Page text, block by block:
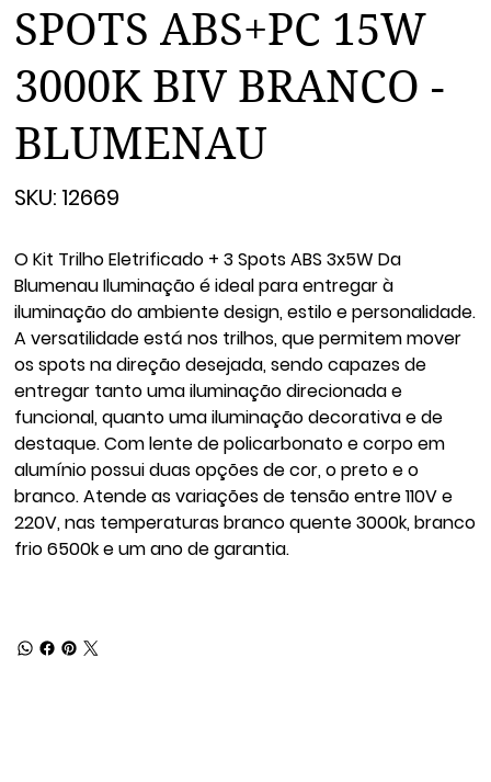
SPOTS ABS+PC 15W
3000K BIV BRANCO -
BLUMENAU
SKU:
12669
12669
O Kit Trilho Eletrificado + 3 Spots ABS 3x5W Da
Blumenau Iluminação é ideal para entregar à
iluminação do ambiente design, estilo e personalidade.
A versatilidade está nos trilhos, que permitem mover
os spots na direção desejada, sendo capazes de
entregar tanto uma iluminação direcionada e
funcional, quanto uma iluminação decorativa e de
destaque. Com lente de policarbonato e corpo em
alumínio possui duas opções de cor, o preto e o
branco. Atende as variações de tensão entre 110V e
220V, nas temperaturas branco quente 3000k, branco
frio 6500k e um ano de garantia.